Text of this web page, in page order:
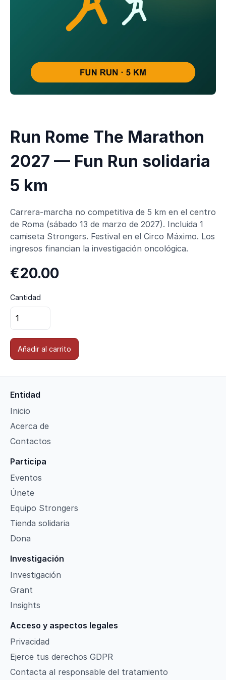
Run Rome The Marathon
2027 — Fun Run solidaria
5 km
Carrera-marcha no competitiva de 5 km en el centro
de Roma (sábado 13 de marzo de 2027). Incluida 1
camiseta Strongers. Festival en el Circo Máximo. Los
ingresos financian la investigación oncológica.
€20.00
Cantidad
Añadir al carrito
Entidad
Inicio
Acerca de
Contactos
Participa
Eventos
Únete
Equipo Strongers
Tienda solidaria
Dona
Investigación
Investigación
Grant
Insights
Acceso y aspectos legales
Privacidad
Ejerce tus derechos GDPR
Contacta al responsable del tratamiento